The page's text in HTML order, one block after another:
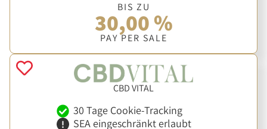
BIS ZU
30,00 %
PAY PER SALE
CBD VITAL
30 Tage Cookie-Tracking
SEA eingeschränkt erlaubt